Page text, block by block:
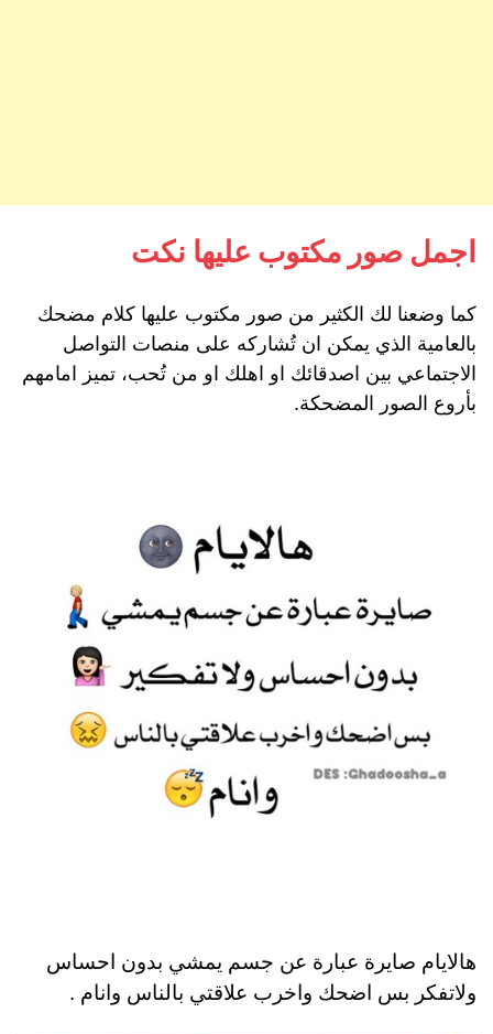
اجمل صور مكتوب عليها نكت
كما وضعنا لك الكثير من صور مكتوب عليها كلام مضحك
بالعامية الذي يمكن ان تُشاركه على منصات التواصل
الاجتماعي بين اصدقائك او اهلك او من تُحب، تميز امامهم
بأروع الصور المضحكة.
هالايام صايرة عبارة عن جسم يمشي بدون احساس
ولاتفكر بس اضحك واخرب علاقتي بالناس وانام .